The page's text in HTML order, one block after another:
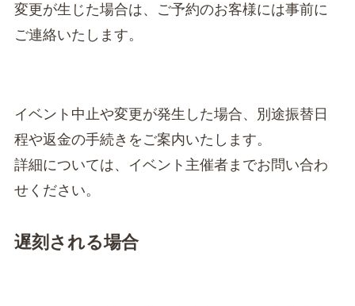
変更が生じた場合は、ご予約のお客様には事前に
ご連絡いたします。
イベント中止や変更が発生した場合、別途振替日
程や返金の手続きをご案内いたします。
詳細については、イベント主催者までお問い合わ
せください。
遅刻される場合